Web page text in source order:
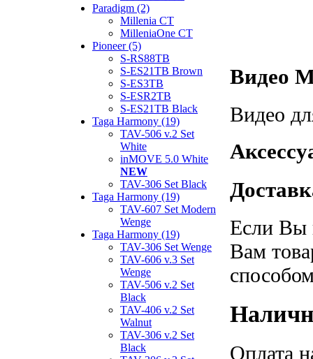
Paradigm (2)
Millenia CT
MilleniaOne CT
Pioneer (5)
S-RS88TB
S-ES21TB Brown
S-ES3TB
S-ESR2TB
S-ES21TB Black
Taga Harmony (19)
TAV-506 v.2 Set
White
inMOVE 5.0 White
NEW
TAV-306 Set Black
Taga Harmony (19)
TAV-607 Set Modern
Wenge
Taga Harmony (19)
TAV-306 Set Wenge
TAV-606 v.3 Set
Wenge
TAV-506 v.2 Set
Black
TAV-406 v.2 Set
Walnut
TAV-306 v.2 Set
Black
Видео
Видео
Если Вы
Вам
Оплата